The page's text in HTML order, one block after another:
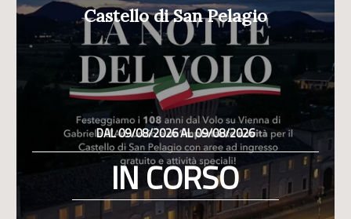
Castello di San Pelagio
DAL 09/08/2026 AL 09/08/2026
IN CORSO